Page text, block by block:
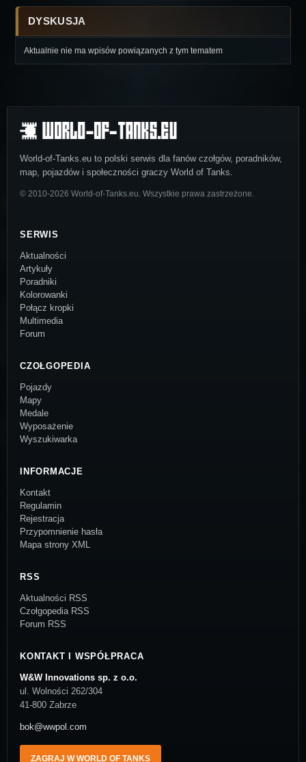
DYSKUSJA
Aktualnie nie ma wpisów powiązanych z tym tematem
World-of-Tanks.eu to polski serwis dla fanów czołgów, poradników,
map, pojazdów i społeczności graczy World of Tanks.
© 2010-2026 World-of-Tanks.eu. Wszystkie prawa zastrzeżone.
SERWIS
Aktualności
Artykuły
Poradniki
Kolorowanki
Połącz kropki
Multimedia
Forum
CZOŁGOPEDIA
Pojazdy
Mapy
Medale
Wyposażenie
Wyszukiwarka
INFORMACJE
Kontakt
Regulamin
Rejestracja
Przypomnienie hasła
Mapa strony XML
RSS
Aktualności RSS
Czołgopedia RSS
Forum RSS
KONTAKT I WSPÓŁPRACA
W&W Innovations sp. z o.o.
ul. Wolności 262/304
41-800 Zabrze
bok@wwpol.com
ZAGRAJ W WORLD OF TANKS